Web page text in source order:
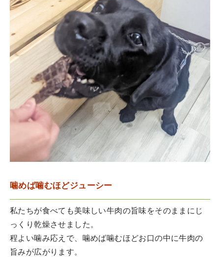
噛めば噛むほどジューシー
私たちが食べても美味しい牛肉の旨味をそのままにじ
っくり乾燥させました。
程よい噛み応えで、噛めば噛むほどお口の中に牛肉の
旨みが広がります。